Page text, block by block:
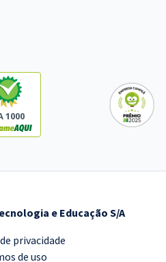
1000
e Educação S/A
privacidade
de uso